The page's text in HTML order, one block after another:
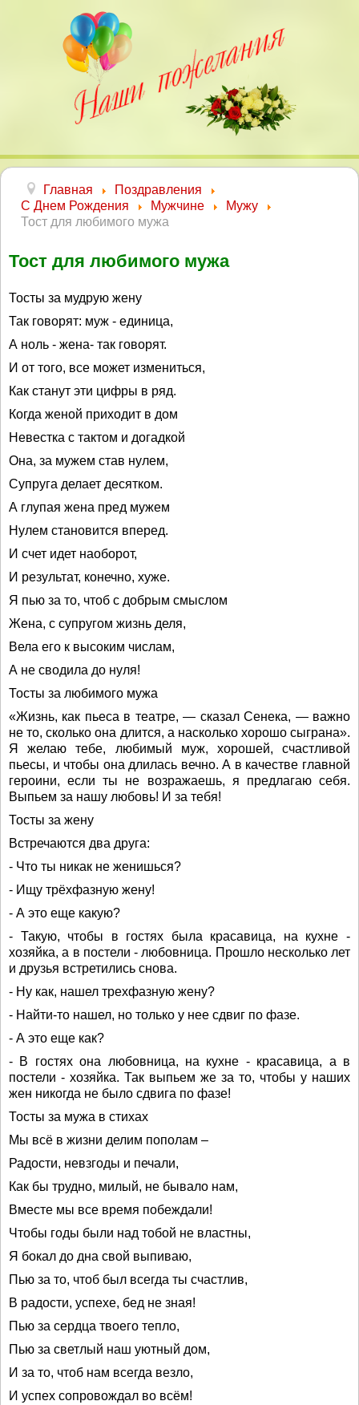
Главная
Поздравления
С Днем Рождения
Мужчине
Мужу
Тост для любимого мужа
Тост для любимого мужа
Тосты за мудрую жену
Так говорят: муж - единица,
А ноль - жена- так говорят.
И от того, все может измениться,
Как станут эти цифры в ряд.
Когда женой приходит в дом
Невестка с тактом и догадкой
Она, за мужем став нулем,
Супруга делает десятком.
А глупая жена пред мужем
Нулем становится вперед.
И счет идет наоборот,
И результат, конечно, хуже.
Я пью за то, чтоб с добрым смыслом
Жена, с супругом жизнь деля,
Вела его к высоким числам,
А не сводила до нуля!
Тосты за любимого мужа
«Жизнь, как пьеса в театре, — сказал Сенека, — важно
не то, сколько она длится, а насколько хорошо сыграна».
Я желаю тебе, любимый муж, хорошей, счастливой
пьесы, и чтобы она длилась вечно. А в качестве главной
героини, если ты не возражаешь, я предлагаю себя.
Выпьем за нашу любовь! И за тебя!
Тосты за жену
Встречаются два друга:
- Что ты никак не женишься?
- Ищу трёхфазную жену!
- А это еще какую?
- Такую, чтобы в гостях была красавица, на кухне -
хозяйка, а в постели - любовница. Прошло несколько лет
и друзья встретились снова.
- Ну как, нашел трехфазную жену?
- Найти-то нашел, но только у нее сдвиг по фазе.
- А это еще как?
- В гостях она любовница, на кухне - красавица, а в
постели - хозяйка. Так выпьем же за то, чтобы у наших
жен никогда не было сдвига по фазе!
Тосты за мужа в стихах
Мы всё в жизни делим пополам –
Радости, невзгоды и печали,
Как бы трудно, милый, не бывало нам,
Вместе мы все время побеждали!
Чтобы годы были над тобой не властны,
Я бокал до дна свой выпиваю,
Пью за то, чтоб был всегда ты счастлив,
В радости, успехе, бед не зная!
Пью за сердца твоего тепло,
Пью за светлый наш уютный дом,
И за то, чтоб нам всегда везло,
И успех сопровождал во всём!